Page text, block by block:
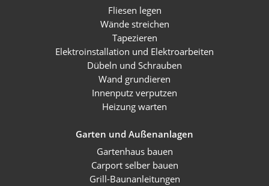
Fliesen legen
Wände streichen
Tapezieren
Elektroinstallation und Elektroarbeiten
Dübeln und Schrauben
Wand grundieren
Innenputz verputzen
Heizung warten
Garten und Außenanlagen
Gartenhaus bauen
Carport selber bauen
Grill-Baunanleitungen